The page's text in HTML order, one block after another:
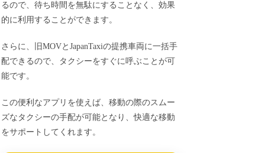
るので、待ち時間を無駄にすることなく、効果
的に利用することができます。
さらに、旧MOVとJapanTaxiの提携車両に一括手
配できるので、タクシーをすぐに呼ぶことが可
能です。
この便利なアプリを使えば、移動の際のスムー
ズなタクシーの手配が可能となり、快適な移動
をサポートしてくれます。